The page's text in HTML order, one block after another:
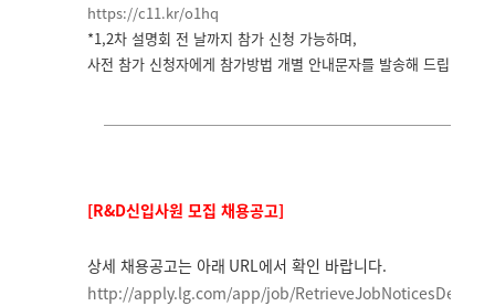
https://c11.kr/o1hq
*1,2차 설명회 전 날까지 참가 신청 가능하며,
사전 참가 신청자에게 참가방법 개별 안내문자를 발송해 드립니다
[R&D신입사원 모집 채용공고]
상세 채용공고는 아래 URL에서 확인 바랍니다.
http://apply.lg.com/app/job/